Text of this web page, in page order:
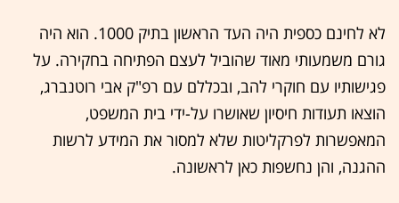
לא לחינם כספית היה העד הראשון בתיק 1000. הוא היה
גורם משמעותי מאוד שהוביל לעצם הפתיחה בחקירה. על
פגישותיו עם חוקרי להב, ובכללם עם רפ"ק אבי רוטנברג,
הוצאו תעודות חיסיון שאושרו על-ידי בית המשפט,
המאפשרות לפרקליטות שלא למסור את המידע לרשות
ההגנה, והן נחשפות כאן לראשונה.